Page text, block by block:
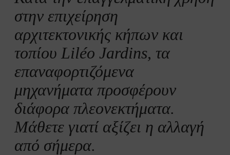
στην επιχείρηση
αρχιτεκτονικής κήπων και
τοπίου Liléo Jardins, τα
επαναφορτιζόμενα
μηχανήματα προσφέρουν
διάφορα πλεονεκτήματα.
Μάθετε γιατί αξίζει η αλλαγή
από σήμερα.